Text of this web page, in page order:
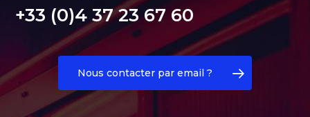
+33 (0)4 37 23 67 60
Nous contacter par email ?